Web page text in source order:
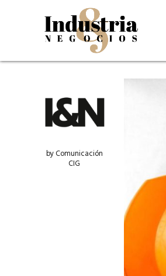
Guatehuevo: medio siglo
produciendo la proteína
julio 2026
by Comunicación
CIG